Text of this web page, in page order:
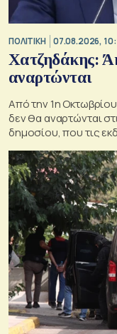
ΠΟΛΙΤΙΚΗ 07.08.2026,
Χατζηδάκης:
αναρτώνται
Από την 1η Οκτωβρίου
δεν θα αναρτώνται
δημοσίου, που τις